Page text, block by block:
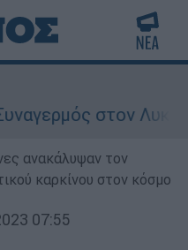
στον Λυκαβηττό:
ανακάλυψαν τον
καρκίνου στον κόσμο
07:55